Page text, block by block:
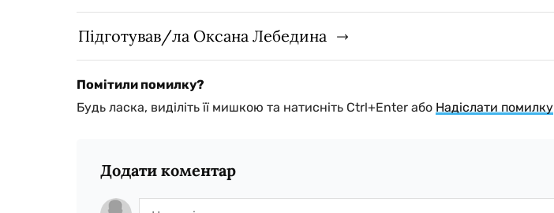
Підготував/ла Оксана Лебедина
Помітили помилку?
Будь ласка, виділіть її мишкою та натисніть Ctrl+Enter або Надіслати помилку
Додати коментар